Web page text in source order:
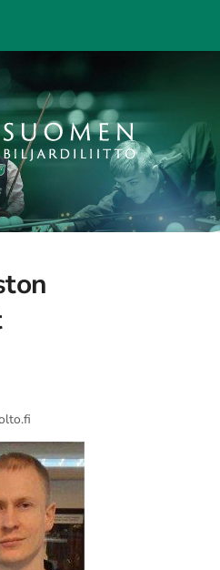
Suomen Biljardiliitto ry